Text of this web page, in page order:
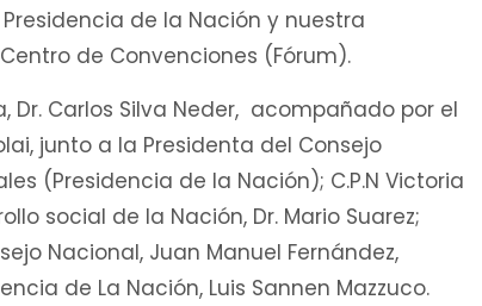
de la Nación y nuestra
de Convenciones (Fórum).
Dr. Carlos Silva Neder, acompañado por el
junto a la Presidenta del Consejo
(Presidencia de la Nación); C.P.N Victoria
social de la Nación, Dr. Mario Suarez;
Nacional, Juan Manuel Fernández,
de La Nación, Luis Sannen Mazzuco.